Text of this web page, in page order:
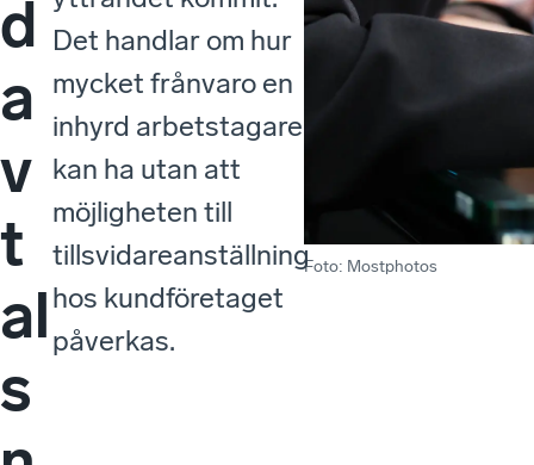
d
a
v
t
al
s
Det handlar om hur
mycket frånvaro en
inhyrd arbetstagare
kan ha utan att
möjligheten till
tillsvidareanställning
hos kundföretaget
påverkas.
Foto: Mostphotos